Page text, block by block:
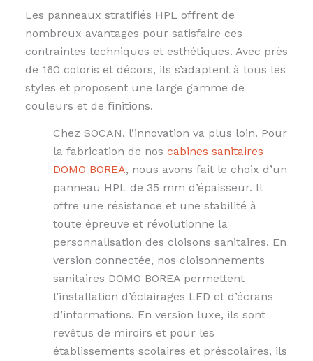
Les panneaux stratifiés HPL offrent de
nombreux avantages pour satisfaire ces
contraintes techniques et esthétiques. Avec près
de 160 coloris et décors, ils s’adaptent à tous les
styles et proposent une large gamme de
couleurs et de finitions.
Chez SOCAN, l’innovation va plus loin. Pour
la fabrication de nos cabines sanitaires
DOMO BOREA, nous avons fait le choix d’un
panneau HPL de 35 mm d’épaisseur. Il
offre une résistance et une stabilité à
toute épreuve et révolutionne la
personnalisation des cloisons sanitaires. En
version connectée, nos cloisonnements
sanitaires DOMO BOREA permettent
l’installation d’éclairages LED et d’écrans
d’informations. En version luxe, ils sont
revêtus de miroirs et pour les
établissements scolaires et préscolaires, ils